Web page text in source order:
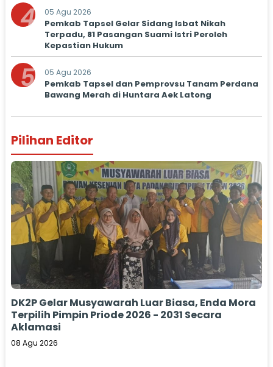
4 05 Agu 2026
Pemkab Tapsel Gelar Sidang Isbat Nikah
Terpadu, 81 Pasangan Suami Istri Peroleh
Kepastian Hukum
5 05 Agu 2026
Pemkab Tapsel dan Pemprovsu Tanam Perdana
Bawang Merah di Huntara Aek Latong
Pilihan Editor
DK2P Gelar Musyawarah Luar Biasa, Enda Mora
Terpilih Pimpin Priode 2026 - 2031 Secara
Aklamasi
08 Agu 2026